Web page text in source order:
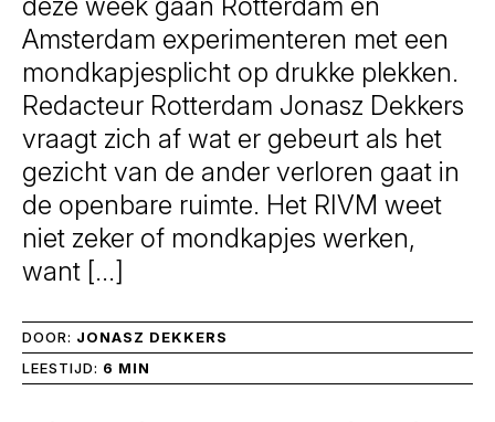
Amsterdam experimenteren met een
mondkapjesplicht op drukke plekken.
Redacteur Rotterdam Jonasz Dekkers
vraagt zich af wat er gebeurt als het
gezicht van de ander verloren gaat in
de openbare ruimte. Het RIVM weet
niet zeker of mondkapjes werken,
want […]
DOOR: JONASZ DEKKERS
LEESTIJD: 6 MIN